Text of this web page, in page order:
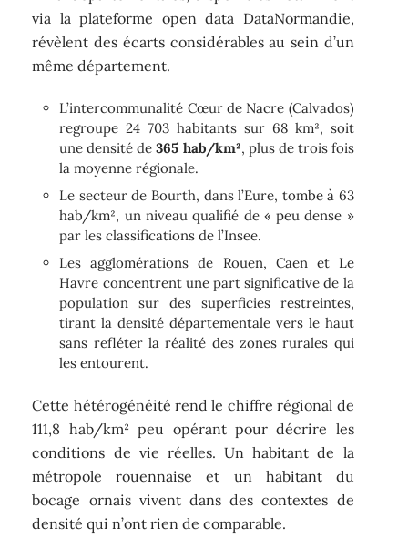
via la plateforme open data DataNormandie,
révèlent des écarts considérables au sein d’un
même département.
L’intercommunalité Cœur de Nacre (Calvados)
regroupe 24 703 habitants sur 68 km², soit
une densité de365 hab/km², plus de trois fois
la moyenne régionale.
Le secteur de Bourth, dans l’Eure, tombe à 63
hab/km², un niveau qualifié de « peu dense »
par les classifications de l’Insee.
Les agglomérations de Rouen, Caen et Le
Havre concentrent une part significative de la
population sur des superficies restreintes,
tirant la densité départementale vers le haut
sans refléter la réalité des zones rurales qui
les entourent.
Cette hétérogénéité rend le chiffre régional de
111,8 hab/km² peu opérant pour décrire les
conditions de vie réelles. Un habitant de la
métropole rouennaise et un habitant du
bocage ornais vivent dans des contextes de
densité qui n’ont rien de comparable.